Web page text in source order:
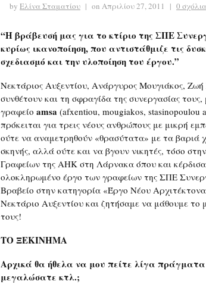
by Ελίνα Σταματίου | on Απριλίου 27, 2011 | 0 σχόλια
“Η βράβευσή μας για το κτίριο της ΣΠΕ
κυρίως ικανοποίηση, που αντιστάθμιζε τις
σχεδιασμό και την υλοποίηση του έργου.”
Νεκτάριος Αυξεντίου, Ανάργυρος Μουγιάκος,
συνθέτουν και τη σφραγίδα της συνεργασίας
γραφείο amsa (afxentiou, mougiakos, stasinopoulou
πρόκειται για τρεις νέους ανθρώπους με μικρή
ούτε να αναμετρηθούν «θρασύτατα» με τα βαριά
σκηνής, αλλά ούτε και να βγουν νικητές, τόσο
Γραφείων της ΑΗΚ στη Λάρνακα όπου και
ολοκληρωμένο έργο των γραφείων της ΣΠΕ
Βραβείο στην κατηγορία «Έργο Νέου
Νεκτάριο Αυξεντίου και ζητήσαμε να μάθουμε το
τους!
ΤΟ ΞΕΚΙΝΗΜΑ
Αρχικά θα ήθελα να μου πείτε λίγα
μεγαλώσατε κτλ.;